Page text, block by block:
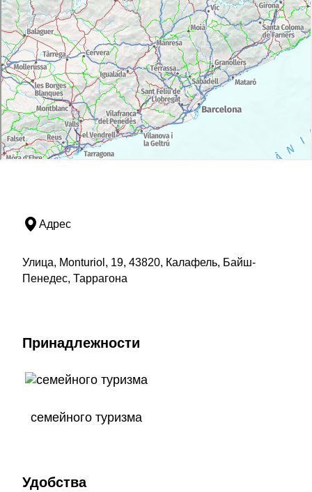
Адрес
Улица, Monturiol, 19, 43820, Калафель, Байш-
Пенедес, Таррагона
Принадлежности
семейного туризма
Удобства